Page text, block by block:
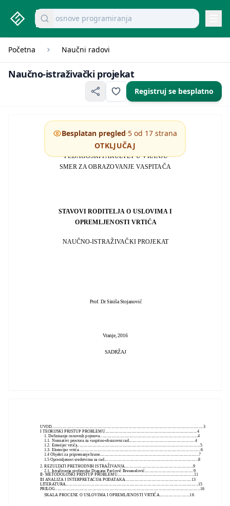
studenti.rs home page
Pretraži dokumente
mikroekonomija pitanja
Početna Naučni radovi
Naučno-istraživački projekat
Registruj se besplatno
UNIVERZITET U NIŠU
PEDAGOŠKI FAKULTET U VRANJU
SMER ZA OBRAZOVANJE VASPITAČA
STAVOVI RODITELJA O USLOVIMA I
OPREMLJENOSTI VRTIĆA
NAUČNO-ISTRAŽIVAČKI PROJEKAT
Prof. Dr Siniša Stojanović
Vranje, 2016
SADRŽAJ
UVOD..................................................................................................................................3
I TEORIJSKI PRISTUP PROBLEMU...............................................................................4
1. Definisanje osnovnih pojmova....................................................................................4
1.1. Normativi prostora za vaspitno-obrazovni rad.........................................................4
1.2. Enterijer vrtića..........................................................................................................5
1.3. Eksterijer vrtića.........................................................................................................6
1.4 Objekti za pripremanje hrane.....................................................................................7
1.5 Opremljenost sredstvima za rad.................................................................................8
2. REZULTATI PRETHODNIH ISTRAŽIVANJA...........................................................9
2.1. Istraživanje profesorke Dragane Pavlović Breneselović..........................................9
II- METODOLOŠKI PRISTUP PROBLEMU..................................................................11
III ANALIZA I INTERPRETACIJA PODATAKA.........................................................13
LITERATURA..................................................................................................................15
PRILOG.............................................................................................................................16
SKALA PROCENE O USLOVIMA I OPREMLJENOSTI VRTIĆA..........................16
Besplatan pregled·5 od 17 strana
OTKLJUČAJ